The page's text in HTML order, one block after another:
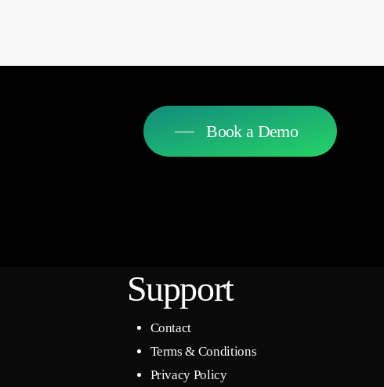
Book a Demo
Support
Contact
Terms & Conditions
Privacy Policy